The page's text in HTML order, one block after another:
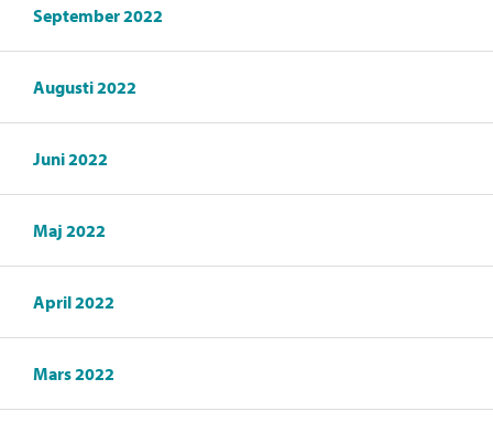
September 2022
Augusti 2022
Juni 2022
Maj 2022
April 2022
Mars 2022